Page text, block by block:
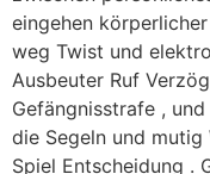
eingehen
weg Twist und
Ausbeuter Ruf
Gefängnisstrafe ,
die Segeln und
Spiel Entscheidung .